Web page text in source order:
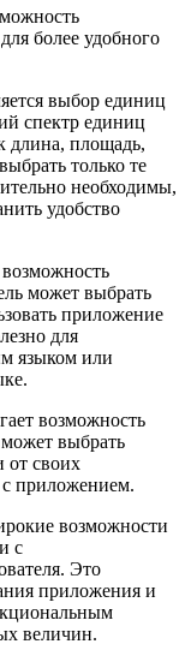
более удобного
выбор единиц
спектр единиц
длина, площадь,
только те
необходимы,
удобство
может выбрать
приложение
для
языком или
возможность
выбрать
от своих
приложением.
возможности
с
Это
приложения и
величин.